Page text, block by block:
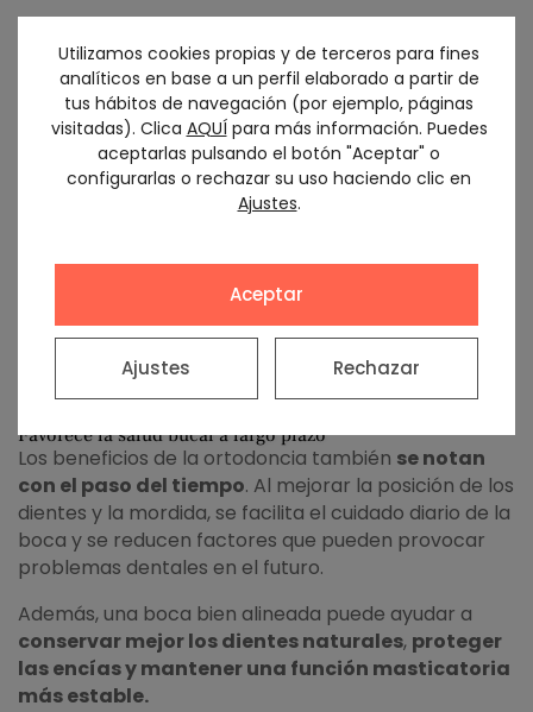
parte estéticatambién es uno de los beneficios
de la ortodoncia más valorados por los pacientes.
Una sonrisa bien alineada puede aportar mayor
equilibrio facialy ayudar a que la persona se sienta
más segura al sonreír.
diferentes opciones de
alternativas más discretas, el ortodoncista tiene en
cuenta las necesidades de cada paciente y el tipo de
corrección que necesita para recomendar la opción
Favorece la salud bucal a largo plazo
Los beneficios de la ortodoncia también se notan
con el paso del tiempo. Al mejorar la posición de los
dientes y la mordida, se facilita el cuidado diario de la
boca y se reducen factores que pueden provocar
problemas dentales en el futuro.
Además, una boca bien alineada puede ayudar a
conservar mejor los dientes naturales, proteger
las encías y mantener una función masticatoria
más estable.
Utilizamos cookies propias y de terceros para fines
analíticos en base a un perfil elaborado a partir de
tus hábitos de navegación (por ejemplo, páginas
visitadas). Clica AQUÍpara más información. Puedes
aceptarlas pulsando el botón "Aceptar" o
configurarlas o rechazar su uso haciendo clic en
Ajustes.
Aceptar
Rechazar
Ajustes